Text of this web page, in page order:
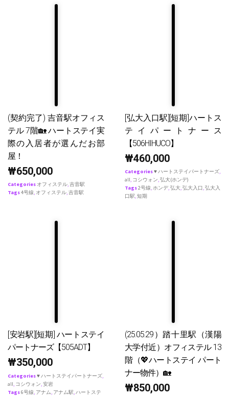
(契約完了) 吉音駅オフィス
テル 7階🏡 ハートステイ実
際の入居者が選んだお部
屋！
₩650,000
Categories オフィステル,吉音駅
Tags4号線, オフィステル,吉音駅
[弘大入口駅][短期]ハートス
テイパートナース
【506HIHUCO】
₩460,000
Categories♥ ハートステイパートナーズ,
all, コシウォン,弘大(ホンデ)
Tags2号線,ホンデ,弘大,弘大入口,弘大入
口駅,短期
[安岩駅][短期] ハートステイ
パートナーズ【505ADT】
₩350,000
Categories♥ ハートステイパートナーズ
all コシウォン 安岩
Tags6号線 アナム アナム駅 ハートステ
(25.05.29）踏十里駅（漢陽
大学付近）オフィステル 13
階（💖ハートステイ パート
ナー物件）🏡
₩850,000